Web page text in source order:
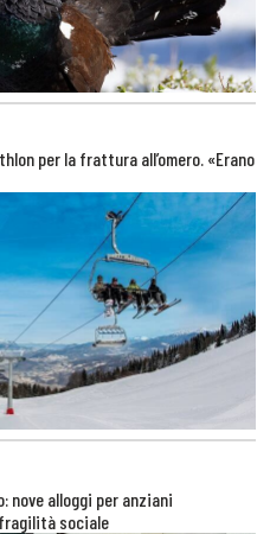
per la frattura all’omero. «Erano
nove alloggi per anziani
sociale